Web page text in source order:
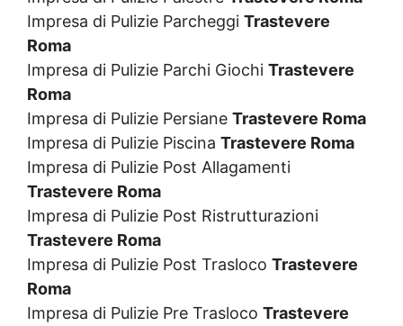
Impresa di Pulizie Parcheggi Trastevere
Roma
Impresa di Pulizie Parchi Giochi Trastevere
Roma
Impresa di Pulizie Persiane Trastevere Roma
Impresa di Pulizie Piscina Trastevere Roma
Impresa di Pulizie Post Allagamenti
Trastevere Roma
Impresa di Pulizie Post Ristrutturazioni
Trastevere Roma
Impresa di Pulizie Post Trasloco Trastevere
Roma
Impresa di Pulizie Pre Trasloco Trastevere